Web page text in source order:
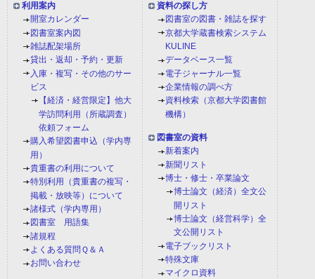
利用案内
開室カレンダー
図書室案内図
雑誌配架場所
貸出・返却・予約・更新
入庫・複写・その他のサー
ビス
【経済・経営限定】他大
学訪問利用（所蔵調査）
依頼フォーム
購入希望図書申込（学内専
用）
貴重書の利用について
特別利用（貴重書の複写・
掲載・放映等）について
諸様式（学内専用）
図書室 用語集
諸規程
よくある質問Ｑ＆Ａ
お問い合わせ
資料の探し方
図書室の図書・雑誌を探す
京都大学蔵書検索システム
KULINE
データベース一覧
電子ジャーナル一覧
企業情報の調べ方
資料検索（京都大学図書館
機構）
図書室の資料
新着案内
新聞リスト
博士・修士・卒業論文
博士論文（経済）全文公
開リスト
博士論文（経営科学）全
文公開リスト
電子ブックリスト
特殊文庫
マイクロ資料